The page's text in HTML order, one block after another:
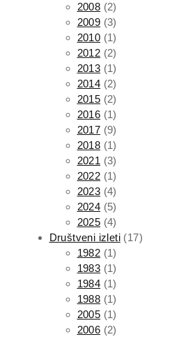
2008 (2)
2009 (3)
2010 (1)
2012 (2)
2013 (1)
2014 (2)
2015 (2)
2016 (1)
2017 (9)
2018 (1)
2021 (3)
2022 (1)
2023 (4)
2024 (5)
2025 (4)
Društveni izleti(17)
1982 (1)
1983 (1)
1984 (1)
1988 (1)
2005 (1)
2006 (2)